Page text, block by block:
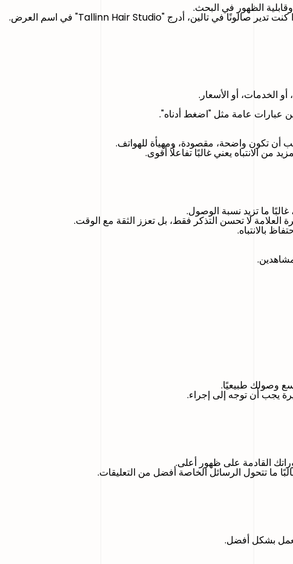
الظهور في البحث.
أولًا، اسم المستخدم واسم العرض مهمان. أصبح بحث إنستغرام يعمل كأنه SEO مصغر. استخدم كلمات مفتاحية وصفية بشكل طبيعي. إذا كنت تدير صالونًا في تالين، أدرج "Tallinn Hair Studio" في اسم العرض.
أن تكون واضحة، مقصودة، ومهيأة للهواتف.
العلامة لا تحسن التذكر فقط، بل تعزز الثقة مع الوقت.
بالانتباه.
وصولك طبيعيًا.
يجب أن توجه إلى إجراء.
القادمة على ظهور أعلى.
ما تتحول الرسائل الخاصة أفضل من التعليقات.